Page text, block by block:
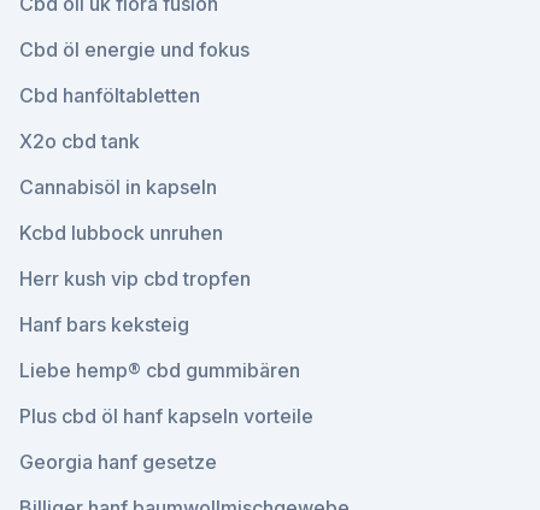
Cbd öl energie und fokus
Cbd hanföltabletten
X2o cbd tank
Cannabisöl in kapseln
Kcbd lubbock unruhen
Herr kush vip cbd tropfen
Hanf bars keksteig
Liebe hemp® cbd gummibären
Plus cbd öl hanf kapseln vorteile
Georgia hanf gesetze